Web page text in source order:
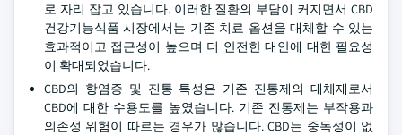
로 자리 잡고 있습니다. 이러한 질환의 부담이 커지면서 CBD
건강기능식품 시장에서는 기존 치료 옵션을 대체할 수 있는
효과적이고 접근성이 높으며 더 안전한 대안에 대한 필요성
이 확대되었습니다.
CBD의 항염증 및 진통 특성은 기존 진통제의 대체재로서
CBD에 대한 수용도를 높였습니다. 기존 진통제는 부작용과
의존성 위험이 따르는 경우가 많습니다. CBD는 중독성이 없